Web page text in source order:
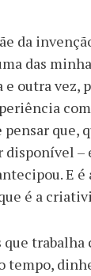
da
das
outra vez,
que,
disponível –
E
é a
que trabalha
tempo,